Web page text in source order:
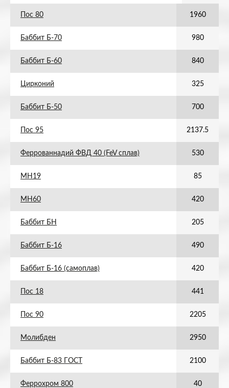
Пос 80 1960
Баббит Б-70 980
Баббит Б-60 840
Цирконий 325
Баббит Б-50 700
Пос 95 2137.5
Феррованнадий ФВД 40 (FeV сплав) 530
МН19 85
МН60 420
Баббит БН 205
Баббит Б-16 490
Баббит Б-16 (самоплав) 420
Пос 18 441
Пос 90 2205
Молибден 2950
Баббит Б-83 ГОСТ 2100
Феррохром 800 40